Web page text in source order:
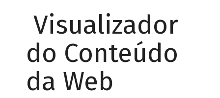
Visualizador
do Conteúdo
da Web